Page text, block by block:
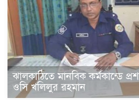
ঝালকাঠিতে মানবিক কর্মকান্ডে
ওসি খলিলুর রহমান